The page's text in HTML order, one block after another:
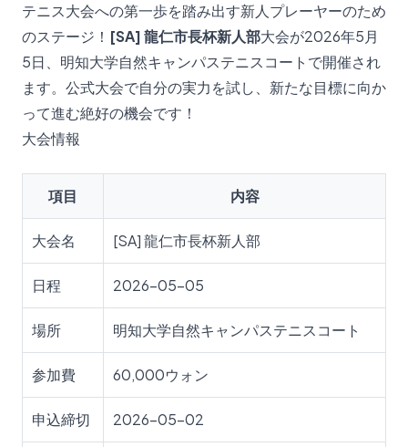
テニス大会への第一歩を踏み出す新人プレーヤーのため
のステージ！ [SA] 龍仁市長杯新人部大会が2026年5月
5日、明知大学自然キャンパステニスコートで開催され
ます。公式大会で自分の実力を試し、新たな目標に向か
って進む絶好の機会です！
大会情報
項目 内容
大会名 [SA] 龍仁市長杯新人部
日程 2026-05-05
場所 明知大学自然キャンパステニスコート
参加費 60,000ウォン
申込締切 2026-05-02